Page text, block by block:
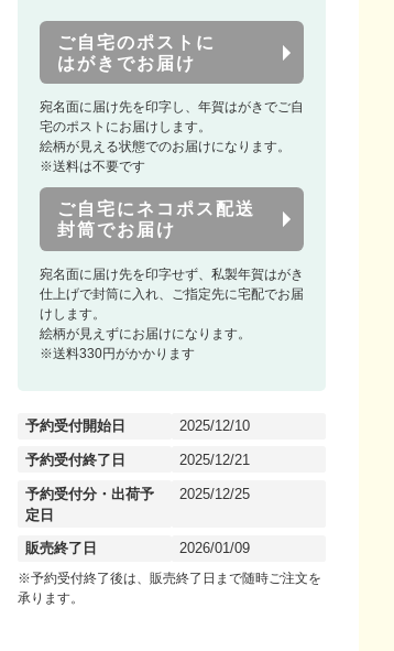
ご自宅のポストに
はがきでお届け
宛名面に届け先を印字し、年賀はがきでご自
宅のポストにお届けします。
絵柄が見える状態でのお届けになります。
※送料は不要です
ご自宅にネコポス配送
封筒でお届け
宛名面に届け先を印字せず、私製年賀はがき
仕上げで封筒に入れ、ご指定先に宅配でお届
けします。
絵柄が見えずにお届けになります。
※送料330円がかかります
予約受付開始日 2025/12/10
予約受付終了日 2025/12/21
予約受付分・出荷予
定日
2025/12/25
販売終了日 2026/01/09
※予約受付終了後は、販売終了日まで随時ご注文を
承ります。